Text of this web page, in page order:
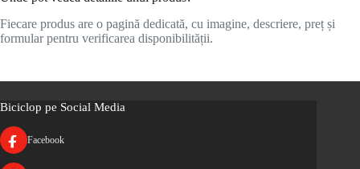
Fiecare produs are o pagină dedicată, cu imagine, descriere, preț și
formular pentru verificarea disponibilității.
Biciclop pe Social Media
Facebook